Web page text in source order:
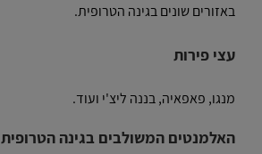
באזורים שונים בגינה הטרופית.
עצי פירות
מנגו, פאפאיה, בננה ליצ'י ועוד.
האלמנטים המשולבים בגינה הטרופית